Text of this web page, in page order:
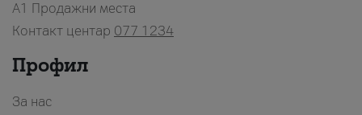
A1 Продажни места
Контакт центар 077 1234
Профил
За нас